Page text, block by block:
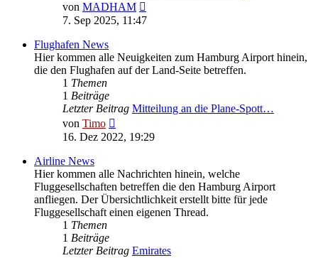
von MADHAM
Beitrag
7. Sep 2025, 11:47
Flughafen News
Hier kommen alle Neuigkeiten zum Hamburg Airport hinein,
die den Flughafen auf der Land-Seite betreffen.
1 Themen
1 Beiträge
Letzter Beitrag Mitteilung an die Plane-Spott…
von Timo
Beitrag
16. Dez 2022, 19:29
Airline News
Hier kommen alle Nachrichten hinein, welche
Fluggesellschaften betreffen die den Hamburg Airport
anfliegen. Der Übersichtlichkeit erstellt bitte für jede
Fluggesellschaft einen eigenen Thread.
1 Themen
1 Beiträge
Letzter Beitrag Emirates